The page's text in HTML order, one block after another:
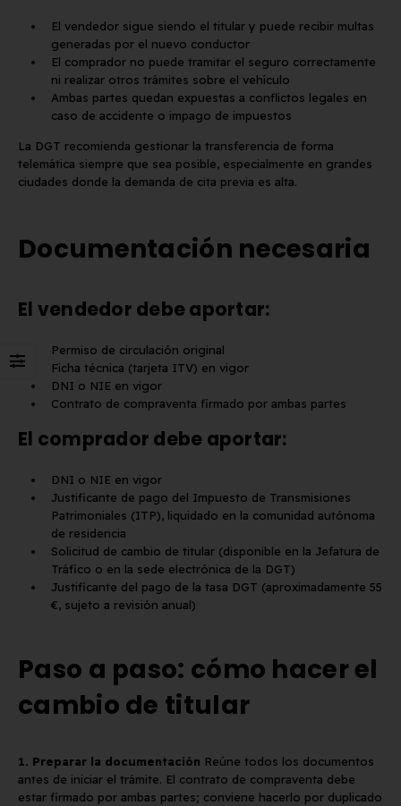
El vendedor sigue siendo el titular y puede recibir multas
generadas por el nuevo conductor
El comprador no puede tramitar el seguro correctamente
ni realizar otros trámites sobre el vehículo
Ambas partes quedan expuestas a conflictos legales en
caso de accidente o impago de impuestos
La DGT recomienda gestionar la transferencia de forma
telemática siempre que sea posible, especialmente en grandes
ciudades donde la demanda de cita previa es alta.
Documentación necesaria
El vendedor debe aportar:
Permiso de circulación original
Ficha técnica (tarjeta ITV) en vigor
DNI o NIE en vigor
Contrato de compraventa firmado por ambas partes
El comprador debe aportar:
DNI o NIE en vigor
Justificante de pago del Impuesto de Transmisiones
Patrimoniales (ITP), liquidado en la comunidad autónoma
de residencia
Solicitud de cambio de titular (disponible en la Jefatura de
Tráfico o en la sede electrónica de la DGT)
Justificante del pago de la tasa DGT (aproximadamente 55
€, sujeto a revisión anual)
Paso a paso: cómo hacer el
cambio de titular
1. Preparar la documentación Reúne todos los documentos
antes de iniciar el trámite. El contrato de compraventa debe
estar firmado por ambas partes; conviene hacerlo por duplicado